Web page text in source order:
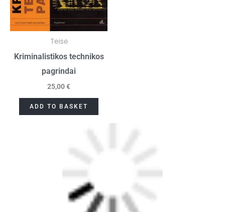
Teisė
Kriminalistikos technikos
pagrindai
25,00€
ADD TO BASKET